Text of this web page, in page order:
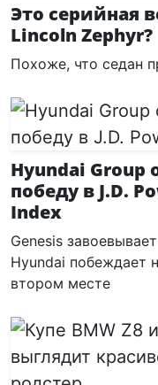
Это серийная
Lincoln Zephyr?
Похоже, что седан
Hyundai Group
победу в J.D.
Index
Genesis
Hyundai побеждает
втором месте